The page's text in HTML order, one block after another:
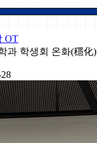
OT
과 학생회 온화(穩化)